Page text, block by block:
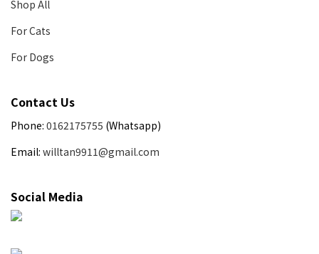
Shop All
For Cats
For Dogs
Contact Us
Phone: 0162175755 (Whatsapp)
Email: willtan9911@gmail.com
Social Media